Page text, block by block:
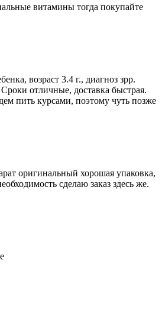
витамины тогда покупайте
возраст 3.4 г., диагноз зрр.
отличные, доставка быстрая.
пить курсами, поэтому чуть позже
оригинальный хорошая упаковка,
сделаю заказ здесь же.